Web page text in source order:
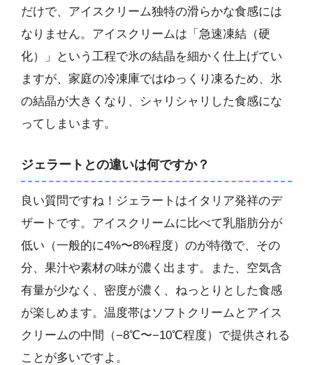
だけで、アイスクリーム独特の滑らかな食感には
なりません。アイスクリームは「急速凍結（硬
化）」という工程で氷の結晶を細かく仕上げてい
ますが、家庭の冷凍庫ではゆっくり凍るため、氷
の結晶が大きくなり、シャリシャリした食感にな
ってしまいます。
ジェラートとの違いは何ですか？
良い質問ですね！ジェラートはイタリア発祥のデ
ザートです。アイスクリームに比べて乳脂肪分が
低い（一般的に4%〜8%程度）のが特徴で、その
分、果汁や素材の味が濃く出ます。また、空気含
有量が少なく、密度が濃く、ねっとりとした食感
が楽しめます。温度帯はソフトクリームとアイス
クリームの中間（−8℃〜−10℃程度）で提供される
ことが多いですよ。